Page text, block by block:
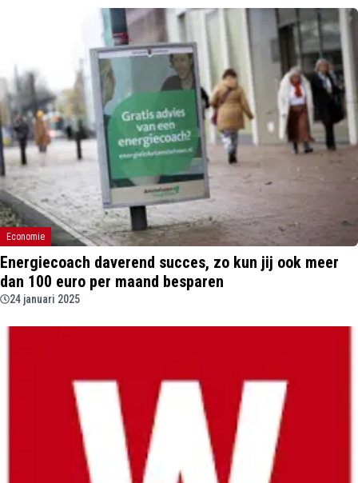
Economie
Energiecoach daverend succes, zo kun jij ook meer
dan 100 euro per maand besparen
24 januari 2025